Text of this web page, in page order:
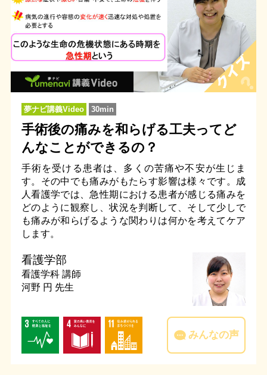
夢ナビ講義Video 30min
手術後の痛みを和らげる工夫ってど
んなことができるの？
手術を受ける患者は、多くの苦痛や不安が生じま
す。その中でも痛みがもたらす影響は様々です。成
人看護学では、急性期における患者が感じる痛みを
どのように観察し、状況を判断して、そして少しで
も痛みが和らげるような関わりは何かを考えてケア
します。
看護学部
看護学科 講師
河野 円 先生
みんなの声